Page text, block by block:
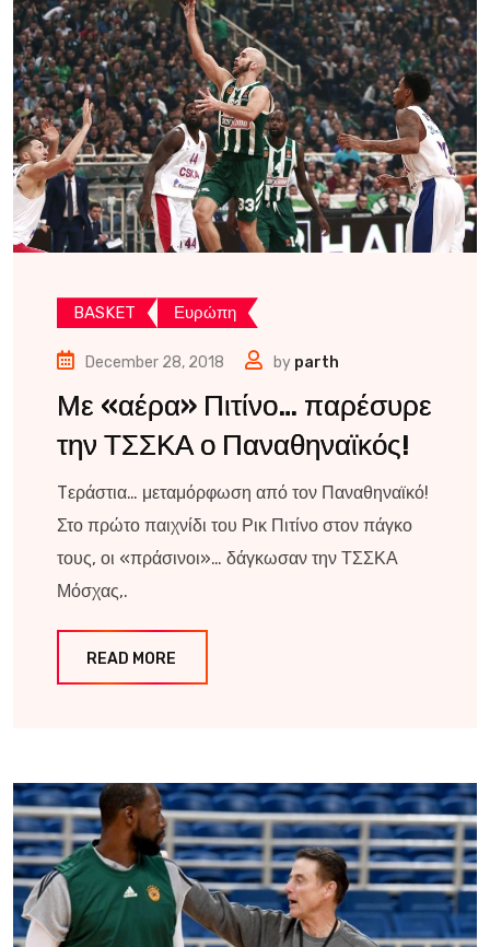
BASKET Ευρώπη
December 28, 2018 by parth
Με «αέρα» Πιτίνο… παρέσυρε
την ΤΣΣΚΑ ο Παναθηναϊκός!
Tεράστια… μεταμόρφωση από τον Παναθηναϊκό!
Στο πρώτο παιχνίδι του Ρικ Πιτίνο στον πάγκο
τους, οι «πράσινοι»… δάγκωσαν την ΤΣΣΚΑ
Μόσχας,.
READ MORE